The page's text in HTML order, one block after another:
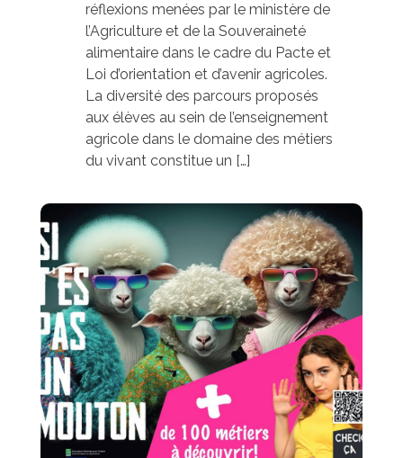
réflexions menées par le ministère de
l’Agriculture et de la Souveraineté
alimentaire dans le cadre du Pacte et
Loi d’orientation et d’avenir agricoles.
La diversité des parcours proposés
aux élèves au sein de l’enseignement
agricole dans le domaine des métiers
du vivant constitue un […]